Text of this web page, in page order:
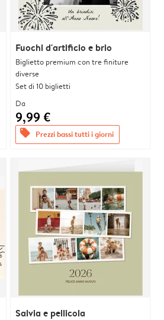
Fuochi d'artificio e brio
Biglietto premium con tre finiture
diverse
Set di 10 biglietti
Da
9,99 €
offers Prezzi bassi tutti i giorni
Salvia e pellicola